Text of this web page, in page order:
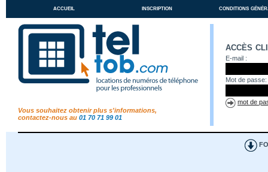
accueil inscription conditions
Vous souhaitez obtenir plus s'informations,
contactez-nous au 01 70 71 99 01
accès
E-mail :
Mot de passe:
mot de